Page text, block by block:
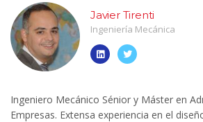
Javier Tirenti
Ingeniería Mecánica
Ingeniero Mecánico Sénior y Máster en
Empresas. Extensa experiencia en el